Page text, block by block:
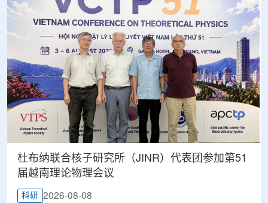
杜布纳联合核子研究所（JINR）代表团参加第51
届越南理论物理会议
科研 2026-08-08